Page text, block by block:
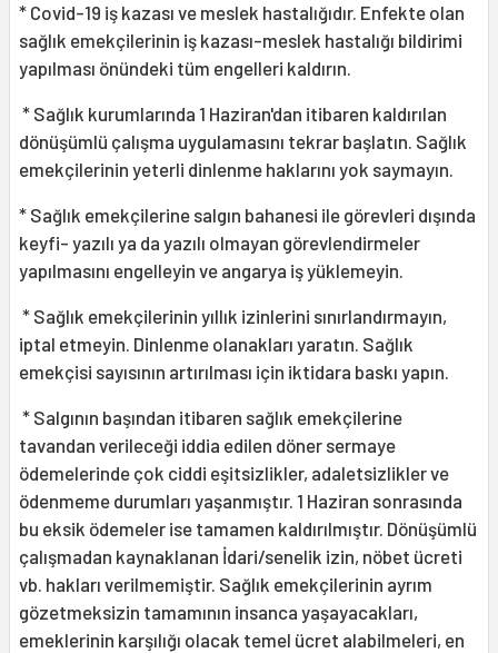
* Covid-19 iş kazası ve meslek hastalığıdır. Enfekte olan
sağlık emekçilerinin iş kazası-meslek hastalığı bildirimi
yapılması önündeki tüm engelleri kaldırın.
* Sağlık kurumlarında 1 Haziran'dan itibaren kaldırılan
dönüşümlü çalışma uygulamasını tekrar başlatın. Sağlık
emekçilerinin yeterli dinlenme haklarını yok saymayın.
* Sağlık emekçilerine salgın bahanesi ile görevleri dışında
keyfi- yazılı ya da yazılı olmayan görevlendirmeler
yapılmasını engelleyin ve angarya iş yüklemeyin.
* Sağlık emekçilerinin yıllık izinlerini sınırlandırmayın,
iptal etmeyin. Dinlenme olanakları yaratın. Sağlık
emekçisi sayısının artırılması için iktidara baskı yapın.
* Salgının başından itibaren sağlık emekçilerine
tavandan verileceği iddia edilen döner sermaye
ödemelerinde çok ciddi eşitsizlikler, adaletsizlikler ve
ödenmeme durumları yaşanmıştır. 1 Haziran sonrasında
bu eksik ödemeler ise tamamen kaldırılmıştır. Dönüşümlü
çalışmadan kaynaklanan İdari/senelik izin, nöbet ücreti
vb. hakları verilmemiştir. Sağlık emekçilerinin ayrım
gözetmeksizin tamamının insanca yaşayacakları,
emeklerinin karşılığı olacak temel ücret alabilmeleri, en